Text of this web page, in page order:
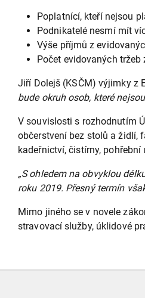
Poplatnící, kteří nejsou
Podnikatelé nesmí mít
Výše příjmů z
Počet evidovaných
Jiří Dolejš (KSČM) výjimky z
bude okruh osob, které
V souvislosti s rozhodnutím
občerstvení bez stolů a židlí,
kadeřnictví, čistírny,
„S ohledem na obvyklou
roku 2019. Přesný termín
Mimo jiného se v novele
stravovací služby, úklidové